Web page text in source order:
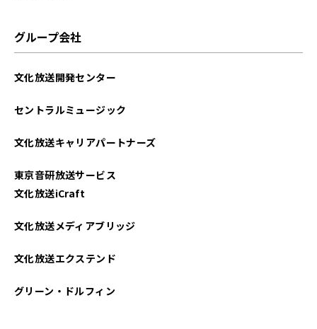
グループ会社
文化放送開発センター
セントラルミュージック
文化放送キャリアパートナーズ
東京音研放送サービス
文化放送iCraft
文化放送メディアブリッジ
文化放送エクステンド
グリーン・ドルフィン